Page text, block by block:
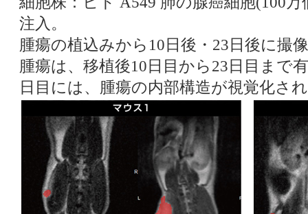
注入。
腫瘍の植込みから10日後・23日後に撮
腫瘍は、移植後10日目から23日目まで
日目には、腫瘍の内部構造が視覚化さ